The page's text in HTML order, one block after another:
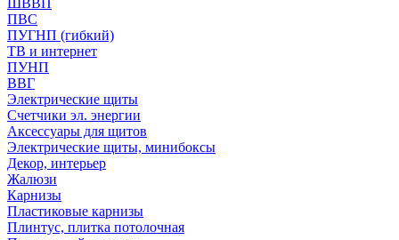
ШВВП
ПВС
ПУГНП (гибкий)
ТВ и интернет
ПУНП
ВВГ
Электрические щиты
Счетчики эл. энергии
Аксессуары для щитов
Электрические щиты, минибоксы
Декор, интерьер
Жалюзи
Карнизы
Пластиковые карнизы
Плинтус, плитка потолочная